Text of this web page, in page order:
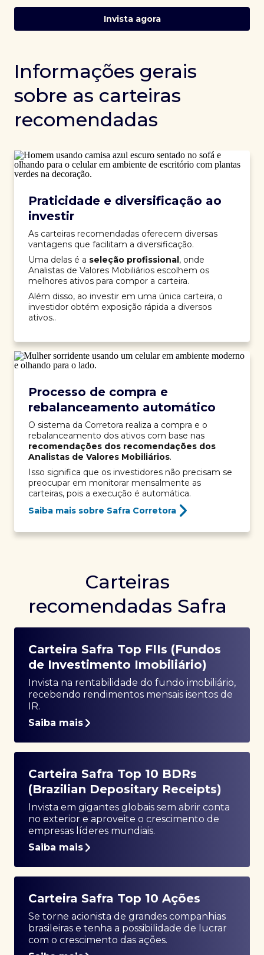
Invista agora
Informações gerais
sobre as carteiras
recomendadas
Praticidade e diversificação ao
investir
As carteiras recomendadas oferecem diversas
vantagens que facilitam a diversificação.
Uma delas é a seleção profissional, onde
Analistas de Valores Mobiliários escolhem os
melhores ativos para compor a carteira.
Além disso, ao investir em uma única carteira, o
investidor obtém exposição rápida a diversos
ativos..
Processo de compra e
rebalanceamento automático
O sistema da Corretora realiza a compra e o
rebalanceamento dos ativos com base nas
recomendações dos recomendações dos
Analistas de Valores Mobiliários.
Isso significa que os investidores não precisam se
preocupar em monitorar mensalmente as
carteiras, pois a execução é automática.
Saiba mais sobre Safra Corretora
Carteiras
recomendadas Safra
Carteira Safra Top FIIs (Fundos
de Investimento Imobiliário)
Invista na rentabilidade do fundo imobiliário,
recebendo rendimentos mensais isentos de
IR.
Saiba mais
Carteira Safra Top 10 BDRs
(Brazilian Depositary Receipts)
Invista em gigantes globais sem abrir conta
no exterior e aproveite o crescimento de
empresas líderes mundiais.
Saiba mais
Carteira Safra Top 10 Ações
Se torne acionista de grandes companhias
brasileiras e tenha a possibilidade de lucrar
com o crescimento das ações.